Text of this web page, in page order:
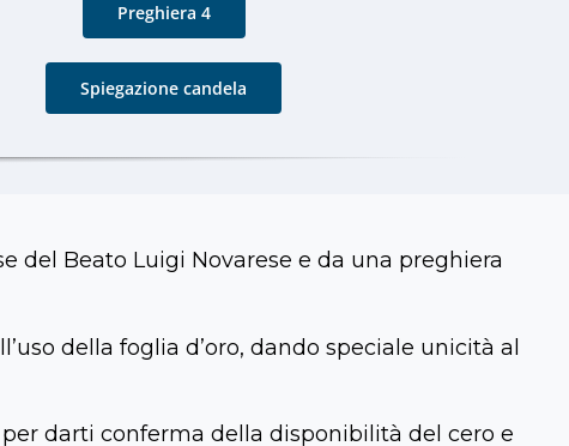
Preghiera 4
Spiegazione candela
del Beato Luigi Novarese e da una preghiera
della foglia d’oro, dando speciale unicità al
darti conferma della disponibilità del cero e